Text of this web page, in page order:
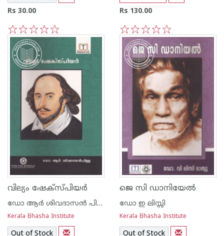
Rs 30.00
5
4
3
2
1
Rs 130.00
5
4
3
2
1
വില്യം ഷേക്സ്പിയര്‍
ഡോ ആര്‍ ശിവദാസന്‍ പിള്ള
Kerala Bhasha Institute
Out of Stock
ജെ സി ഡാനിയേല്‍
ഡോ ഇ ലിസ്സി
Kerala Bhasha Institute
Out of Stock